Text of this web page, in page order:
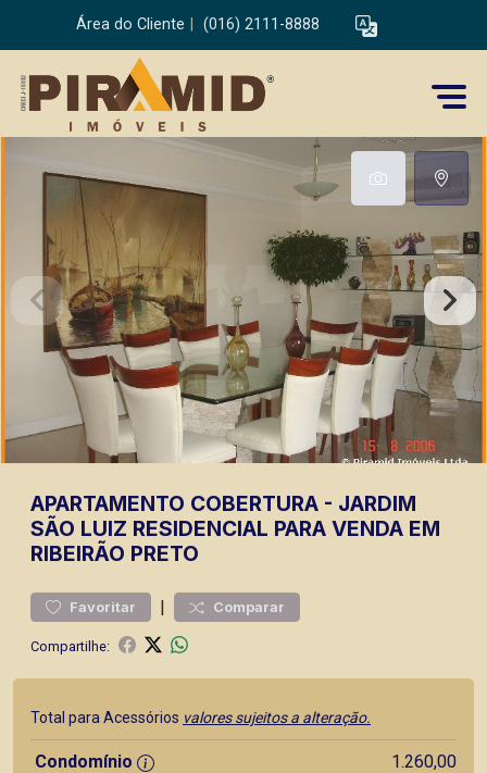
Área do Cliente (016) 2111-8888
APARTAMENTO COBERTURA - JARDIM
SÃO LUIZ RESIDENCIAL PARA VENDA EM
RIBEIRÃO PRETO
Favoritar | Comparar
Compartilhe:
Total para Acessórios valores sujeitos a alteração.
Condomínio
1.260,00